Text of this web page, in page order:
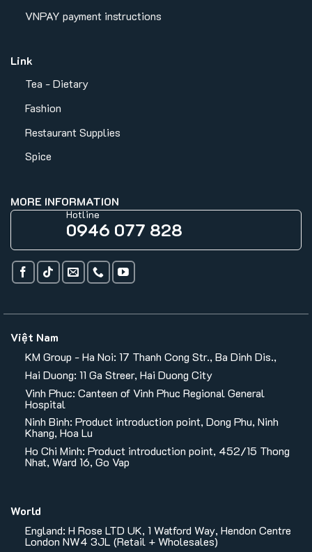
VNPAY payment instructions
Link
Tea - Dietary
Fashion
Restaurant Supplies
Spice
MORE INFORMATION
Hotline
0946 077 828
Việt Nam
KM Group - Ha Noi: 17 Thanh Cong Str., Ba Dinh Dis.,
Hai Duong: 11 Ga Streer, Hai Duong City
Vinh Phuc: Canteen of Vinh Phuc Regional General
Hospital
Ninh Binh: Product introduction point, Dong Phu, Ninh
Khang, Hoa Lu
Ho Chi Minh: Product introduction point, 452/15 Thong
Nhat, Ward 16, Go Vap
World
England: H Rose LTD UK, 1 Watford Way, Hendon Centre
London NW4 3JL (Retail + Wholesales)